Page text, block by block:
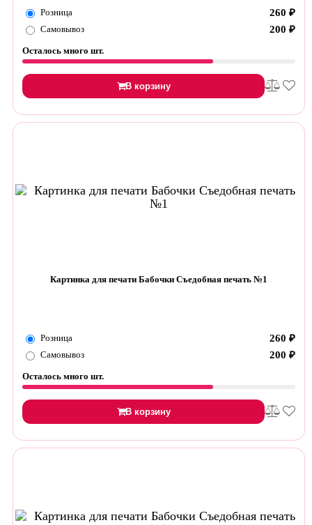
Розница 260 ₽
Самовывоз 200 ₽
Осталось много шт.
В корзину
Картинка для печати Бабочки Съедобная печать №1
Розница 260 ₽
Самовывоз 200 ₽
Осталось много шт.
В корзину